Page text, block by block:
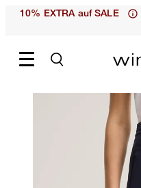
10% EXTRA auf SALE